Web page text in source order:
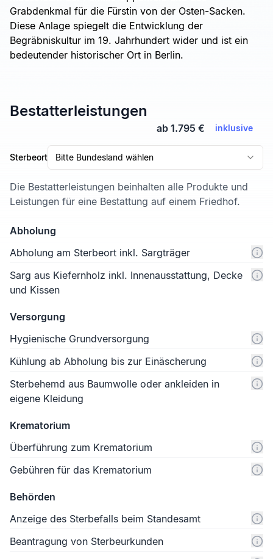
Grabdenkmal für die Fürstin von der Osten-Sacken.
Diese Anlage spiegelt die Entwicklung der
Begräbniskultur im 19. Jahrhundert wider und ist ein
bedeutender historischer Ort in Berlin.
Bestatterleistungen
ab 1.795 € inklusive
Sterbeort Bitte Bundesland wählen
Die Bestatterleistungen beinhalten alle Produkte und
Leistungen für eine Bestattung auf einem Friedhof.
Abholung
Abholung am Sterbeort inkl. Sargträger
Sarg aus Kiefernholz inkl. Innenausstattung, Decke
und Kissen
Versorgung
Hygienische Grundversorgung
Kühlung ab Abholung bis zur Einäscherung
Sterbehemd aus Baumwolle oder ankleiden in
eigene Kleidung
Krematorium
Überführung zum Krematorium
Gebühren für das Krematorium
Behörden
Anzeige des Sterbefalls beim Standesamt
Beantragung von Sterbeurkunden